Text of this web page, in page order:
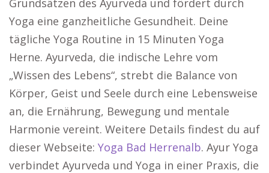
Grundsätzen des Ayurveda und fördert durch
Yoga eine ganzheitliche Gesundheit. Deine
tägliche Yoga Routine in 15 Minuten Yoga
Herne. Ayurveda, die indische Lehre vom
„Wissen des Lebens“, strebt die Balance von
Körper, Geist und Seele durch eine Lebensweise
an, die Ernährung, Bewegung und mentale
Harmonie vereint. Weitere Details findest du auf
dieser Webseite: Yoga Bad Herrenalb. Ayur Yoga
verbindet Ayurveda und Yoga in einer Praxis, die